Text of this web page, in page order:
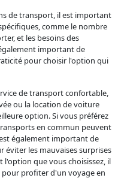
de transport, il est important
comme le nombre
et les besoins des
important de
pour choisir l'option qui
de transport confortable,
ou la location de voiture
option. Si vous préférez
en commun peuvent
également important de
éviter les mauvaises surprises
l'option que vous choisissez, il
profiter d'un voyage en